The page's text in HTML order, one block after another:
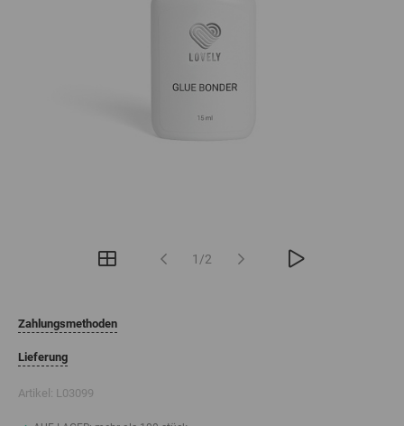
1/2
Zahlungsmethoden
Lieferung
Artikel: L03099